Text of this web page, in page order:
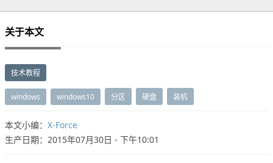
关于本文
技术教程
windows windows10 分区 硬盘 装机
本文小编： X-Force
生产日期：2015年07月30日 - 下午10:01